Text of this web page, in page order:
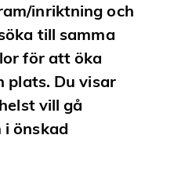
inriktning och
till samma
för att öka
plats. Du visar
vill gå
önskad